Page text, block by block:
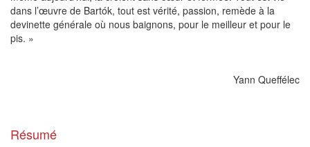
dans l’œuvre de Bartók, tout est vérité, passion, remède à la
devinette générale où nous baignons, pour le meilleur et pour le
pis. »
Yann Queffélec
Résumé